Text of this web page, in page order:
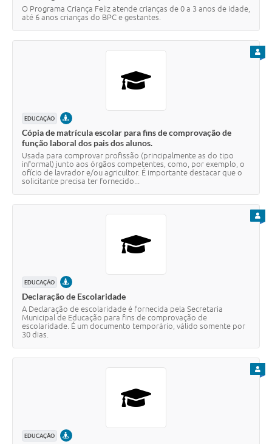
O Programa Criança Feliz atende crianças de 0 a 3 anos de idade,
até 6 anos crianças do BPC e gestantes.
EDUCAÇÃO PRESENCIAL
Cópia de matrícula escolar para fins de comprovação de
função laboral dos pais dos alunos.
Usada para comprovar profissão (principalmente as do tipo
informal) junto aos órgãos competentes, como, por exemplo, o
ofício de lavrador e/ou agricultor. É importante destacar que o
solicitante precisa ter fornecido...
EDUCAÇÃO PRESENCIAL
Declaração de Escolaridade
A Declaração de escolaridade é fornecida pela Secretaria
Municipal de Educação para fins de comprovação de
escolaridade. É um documento temporário, válido somente por
30 dias.
EDUCAÇÃO PRESENCIAL